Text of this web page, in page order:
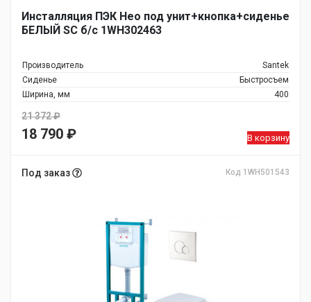
Инсталляция ПЭК Нео под унит+кнопка+сиденье
БЕЛЫЙ SC б/с 1WH302463
Производитель
Santek
Сиденье
Быстросъем
Ширина, мм
400
21 372₽
Первоначальная
составляла
18 790 ₽
цена:
В корзину
Под заказ Код 1WH501543